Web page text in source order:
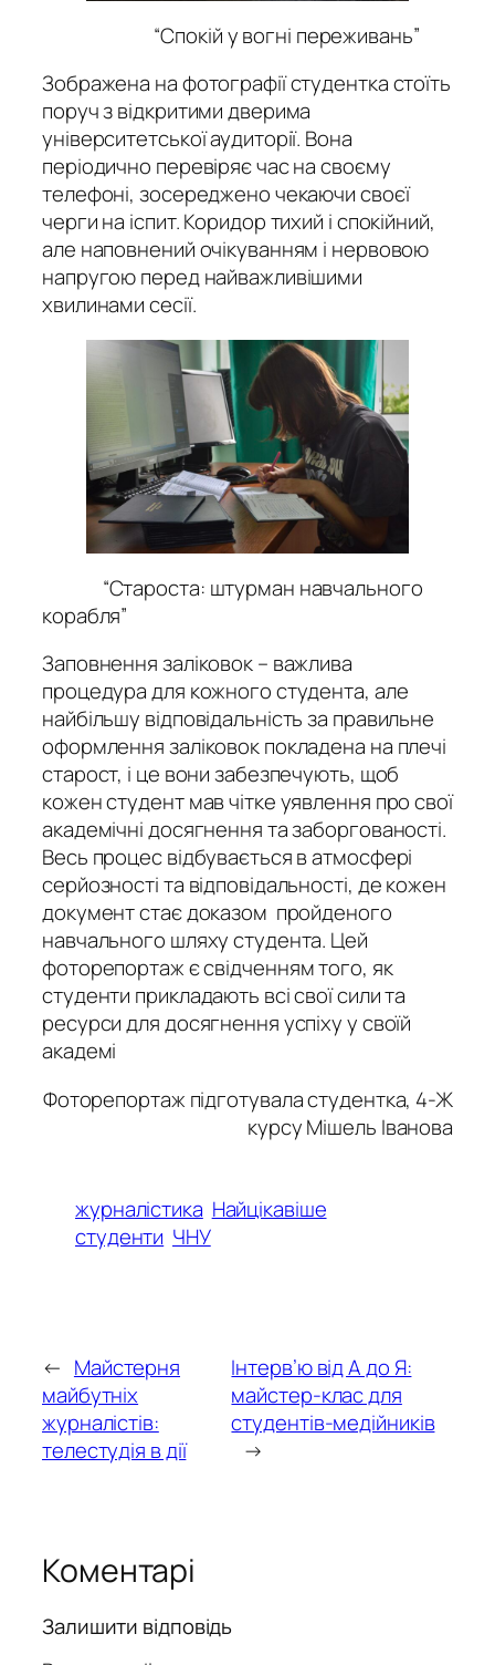
“Спокій у вогні переживань”
Зображена на фотографії студентка стоїть
поруч з відкритими дверима
університетської аудиторії. Вона
періодично перевіряє час на своєму
телефоні, зосереджено чекаючи своєї
черги на іспит. Коридор тихий і спокійний,
але наповнений очікуванням і нервовою
напругою перед найважливішими
хвилинами сесії.
“Староста: штурман навчального
корабля”
Заповнення заліковок – важлива
процедура для кожного студента, але
найбільшу відповідальність за правильне
оформлення заліковок покладена на плечі
старост, і це вони забезпечують, щоб
кожен студент мав чітке уявлення про свої
академічні досягнення та заборгованості.
Весь процес відбувається в атмосфері
серйозності та відповідальності, де кожен
документ стає доказом пройденого
навчального шляху студента. Цей
фоторепортаж є свідченням того, як
студенти прикладають всі свої сили та
ресурси для досягнення успіху у своїй
академі
Фоторепортаж підготувала студентка, 4-Ж
курсу Мішель Іванова
журналістика Найцікавіше
студенти ЧНУ
← Майстерня
майбутніх
журналістів:
телестудія в дії
Інтерв’ю від А до Я:
майстер-клас для
студентів-медійників
→
Коментарі
Залишити відповідь